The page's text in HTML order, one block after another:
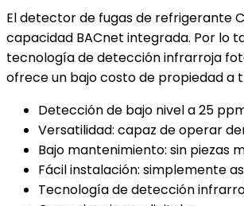
El detector de fugas de refrigerante
capacidad BACnet integrada. Por lo
tecnología de detección infrarroja
ofrece un bajo costo de propiedad a
Detección de bajo nivel a 25
Versatilidad: capaz de operar
Bajo mantenimiento: sin piezas
Fácil instalación: simplemente
Tecnología de detección